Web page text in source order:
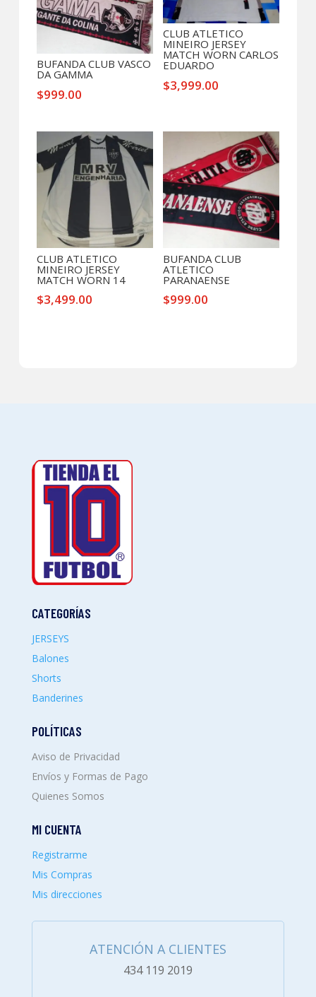
BUFANDA CLUB VASCO
DA GAMMA
$999.00
CLUB ATLETICO
MINEIRO JERSEY
MATCH WORN CARLOS
EDUARDO
$3,999.00
CLUB ATLETICO
MINEIRO JERSEY
MATCH WORN 14
$3,499.00
BUFANDA CLUB
ATLETICO
PARANAENSE
$999.00
CATEGORÍAS
JERSEYS
Balones
Shorts
Banderines
POLÍTICAS
Aviso de Privacidad
Envíos y Formas de Pago
Quienes Somos
MI CUENTA
Registrarme
Mis Compras
Mis direcciones
ATENCIÓN A CLIENTES
434 119 2019